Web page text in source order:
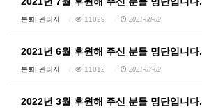
본회| 관리자 11029 2021-08-02
2021년 6월 후원해 주신 분들 명단입니다.
본회| 관리자 11012 2021-07-02
2022년 3월 후원해 주신 분들 명단입니다.